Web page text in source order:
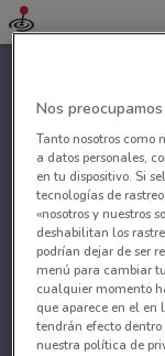
Nos
Tanto nosotros como
a datos personales,
en tu dispositivo. Si
tecnologías de
«nosotros y nuestros
deshabilitan los
podrían dejar de ser
menú para cambiar
cualquier momento
que aparece en el en
tendrán efecto
nuestra política de